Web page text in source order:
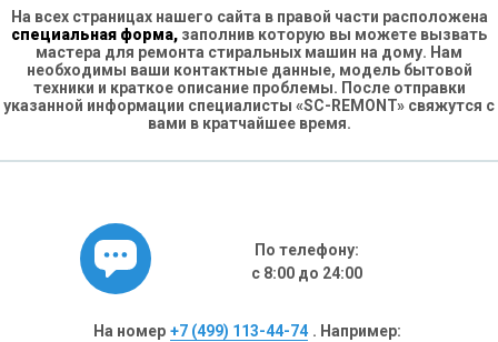
На всех страницах нашего сайта в правой части расположена
специальная форма, заполнив которую вы можете вызвать
мастера для ремонта стиральных машин на дому. Нам
необходимы ваши контактные данные, модель бытовой
техники и краткое описание проблемы. После отправки
указанной информации специалисты «SC-REMONT» свяжутся с
вами в кратчайшее время.
По телефону:
с 8:00 до 24:00
На номер +7 (499) 113-44-74 . Например: